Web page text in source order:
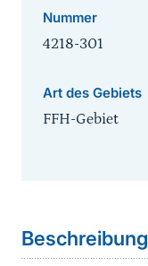
Nummer
4218-301
Art des Gebiets
FFH-Gebiet
Beschreibung